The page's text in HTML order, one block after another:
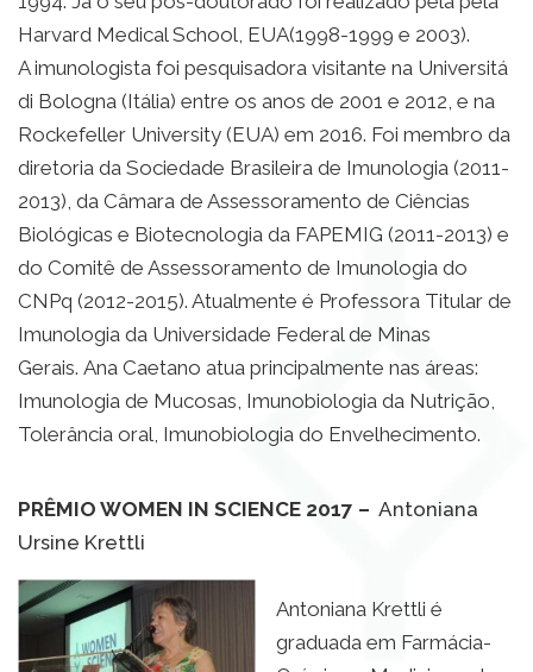
Harvard Medical School, EUA(1998-1999 e 2003).
A imunologista foi pesquisadora visitante na Universitá
di Bologna (Itália) entre os anos de 2001 e 2012, e na
Rockefeller University (EUA) em 2016. Foi membro da
diretoria da Sociedade Brasileira de Imunologia (2011-
2013), da Câmara de Assessoramento de Ciências
Biológicas e Biotecnologia da FAPEMIG (2011-2013) e
do Comitê de Assessoramento de Imunologia do
CNPq (2012-2015). Atualmente é Professora Titular de
Imunologia da Universidade Federal de Minas
Gerais. Ana Caetano atua principalmente nas áreas:
Imunologia de Mucosas, Imunobiologia da Nutrição,
Tolerância oral, Imunobiologia do Envelhecimento.
PRÊMIO WOMEN IN SCIENCE 2017 – Antoniana
Ursine Krettli
Antoniana Krettli é
graduada em Farmácia-